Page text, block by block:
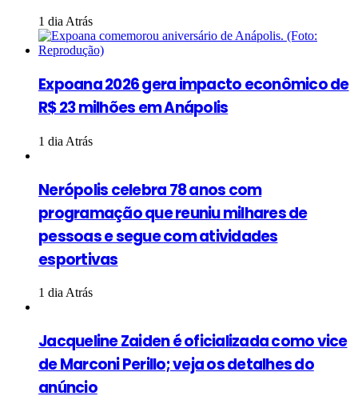
1 dia Atrás
Expoana 2026 gera impacto econômico de
R$ 23 milhões em Anápolis
1 dia Atrás
Nerópolis celebra 78 anos com
programação que reuniu milhares de
pessoas e segue com atividades
esportivas
1 dia Atrás
Jacqueline Zaiden é oficializada como vice
de Marconi Perillo; veja os detalhes do
anúncio